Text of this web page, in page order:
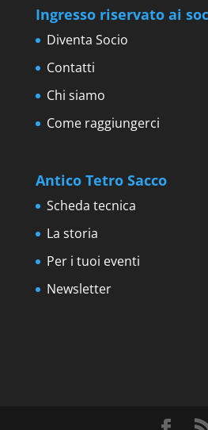
Ingresso riservato ai
Diventa Socio
Contatti
Chi siamo
Come raggiungerci
Antico Tetro Sacco
Scheda tecnica
La storia
Per i tuoi eventi
Newsletter